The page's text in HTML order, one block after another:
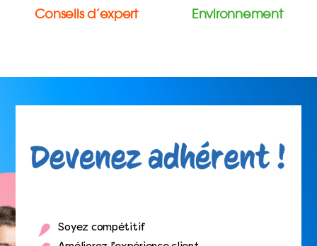
Conseils d’expert Environnement
Soyez compétitif